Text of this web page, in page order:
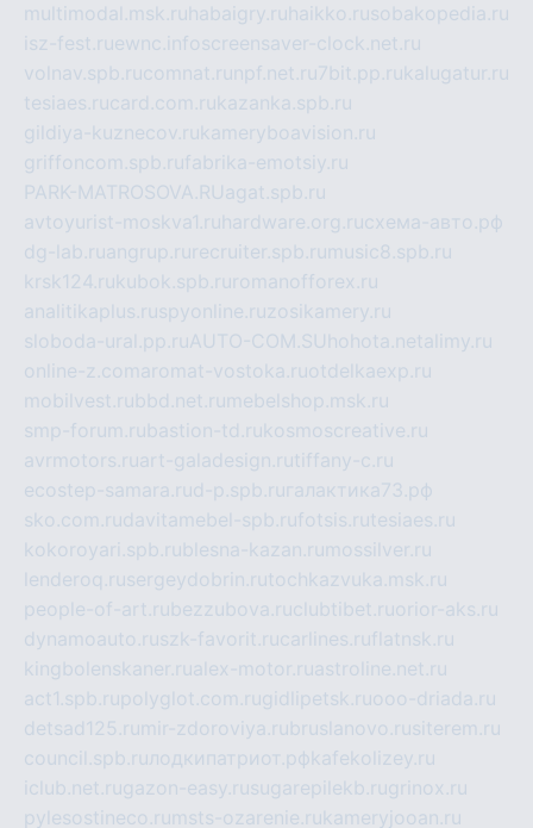
multimodal.msk.ru habaigry.ru haikko.rusobakopedia.ru
isz-fest.ruewnc.infoscreensaver-clock.net.ru
volnav.spb.rucomnat.ru npf.net.ru7bit.pp.rukalugatur.ru
tesiaes.rucard.com.rukazanka.spb.ru
gildiya-kuznecov.rukameryboavision.ru
griffoncom.spb.rufabrika-emotsiy.ru
PARK-MATROSOVA.RUagat.spb.ru
avtoyurist-moskva1.ru hardware.org.ruсхема-авто.рф
dg-lab.ruangrup.ru recruiter.spb.ru music8.spb.ru
krsk124.rukubok.spb.ru romanofforex.ru
analitikaplus.ruspyonline.ruzosikamery.ru
sloboda-ural.pp.ruAUTO-COM.SU hohota.netalimy.ru
online-z.comaromat-vostoka.ruotdelkaexp.ru
mobilvest.rubbd.net.ru mebelshop.msk.ru
smp-forum.rubastion-td.rukosmoscreative.ru
avrmotors.ruart-galadesign.rutiffany-c.ru
ecostep-samara.rud-p.spb.ru галактика73.рф
sko.com.rudavitamebel-spb.rufotsis.rutesiaes.ru
kokoroyari.spb.rublesna-kazan.ru mossilver.ru
lenderoq.rusergeydobrin.rutochkazvuka.msk.ru
people-of-art.rubezzubova.ruclubtibet.ruorior-aks.ru
dynamoauto.ruszk-favorit.rucarlines.ruflatnsk.ru
kingbolenskaner.rualex-motor.ruastroline.net.ru
act1.spb.rupolyglot.com.rugidlipetsk.ruooo-driada.ru
detsad125.ru mir-zdoroviya.rubruslanovo.rusiterem.ru
council.spb.ruлодкипатриот.рфkafekolizey.ru
iclub.net.rugazon-easy.rusugarepilekb.rugrinox.ru
pylesostineco.ru msts-ozarenie.rukameryjooan.ru